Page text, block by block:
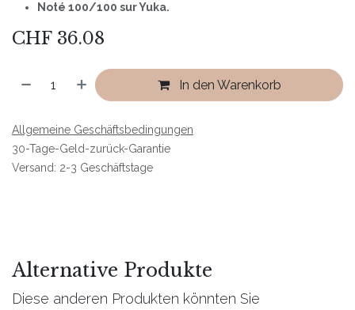
Noté 100/100 sur Yuka.
CHF 36.08
In den Warenkorb
Allgemeine Geschäftsbedingungen
30-Tage-Geld-zurück-Garantie
Versand: 2-3 Geschäftstage
Alternative Produkte
Diese anderen Produkten könnten Sie